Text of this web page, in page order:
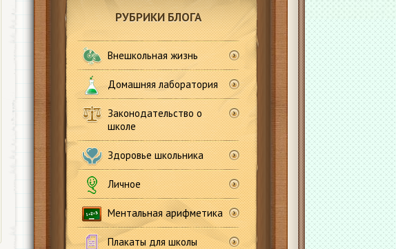
РУБРИКИ БЛОГА
Внешкольная жизнь
Домашняя лаборатория
Законодательство о
школе
Здоровье школьника
Личное
Ментальная арифметика
Плакаты для школы